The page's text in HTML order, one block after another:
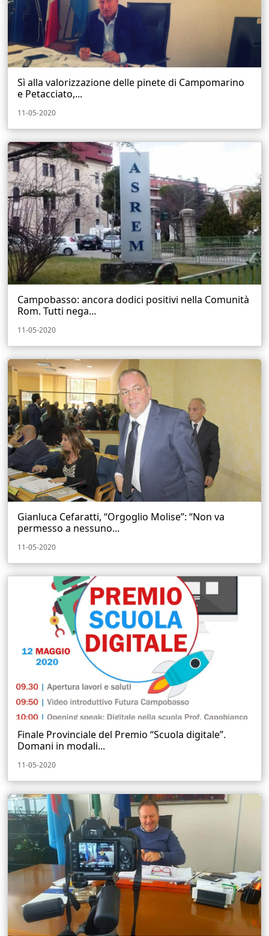
Sì alla valorizzazione delle pinete di Campomarino
e Petacciato,...
11-05-2020
Campobasso: ancora dodici positivi nella Comunità
Rom. Tutti nega...
11-05-2020
Gianluca Cefaratti, “Orgoglio Molise”: “Non va
permesso a nessuno...
11-05-2020
Finale Provinciale del Premio “Scuola digitale”.
Domani in modali...
11-05-2020